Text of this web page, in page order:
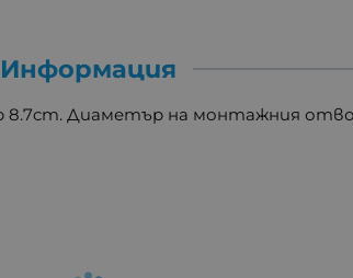
Информация
Диаметър на монтажния